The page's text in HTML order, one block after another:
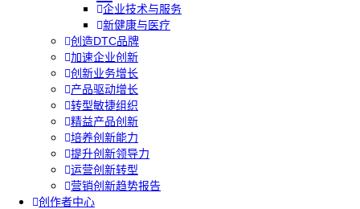
企业技术与服务
新健康与医疗
创造DTC品牌
加速企业创新
创新业务增长
产品驱动增长
转型敏捷组织
精益产品创新
培养创新能力
提升创新领导力
运营创新转型
营销创新趋势报告
创作者中心